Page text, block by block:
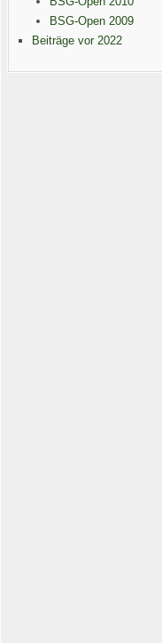
BSG-Open 2009
Beiträge vor 2022